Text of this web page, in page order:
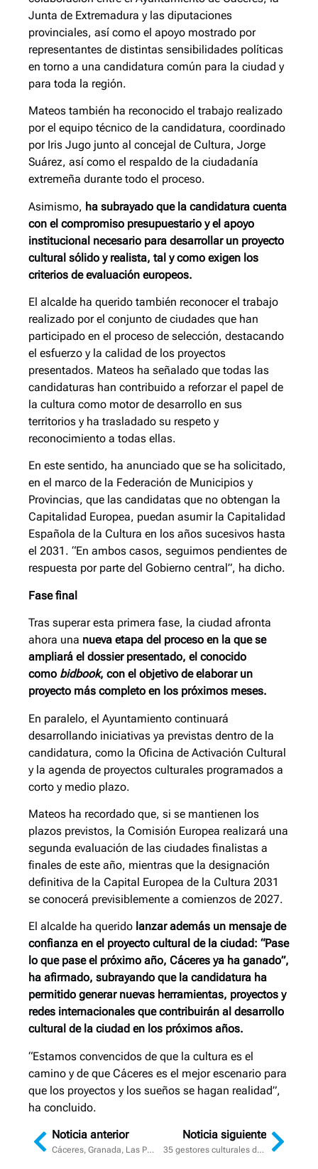
Junta de Extremadura y las diputaciones
provinciales, así como el apoyo mostrado por
representantes de distintas sensibilidades políticas
en torno a una candidatura común para la ciudad y
para toda la región.
Mateos también ha reconocido el trabajo realizado
por el equipo técnico de la candidatura, coordinado
por Iris Jugo junto al concejal de Cultura, Jorge
Suárez, así como el respaldo de la ciudadanía
extremeña durante todo el proceso.
Asimismo, ha subrayado que la candidatura cuenta
con el compromiso presupuestario y el apoyo
institucional necesario para desarrollar un proyecto
cultural sólido y realista, tal y como exigen los
criterios de evaluación europeos.
El alcalde ha querido también reconocer el trabajo
realizado por el conjunto de ciudades que han
participado en el proceso de selección, destacando
el esfuerzo y la calidad de los proyectos
presentados. Mateos ha señalado que todas las
candidaturas han contribuido a reforzar el papel de
la cultura como motor de desarrollo en sus
territorios y ha trasladado su respeto y
reconocimiento a todas ellas.
En este sentido, ha anunciado que se ha solicitado,
en el marco de la Federación de Municipios y
Provincias, que las candidatas que no obtengan la
Capitalidad Europea, puedan asumir la Capitalidad
Española de la Cultura en los años sucesivos hasta
el 2031. “En ambos casos, seguimos pendientes de
respuesta por parte del Gobierno central”, ha dicho.
Fase final
Tras superar esta primera fase, la ciudad afronta
ahora una nueva etapa del proceso en la que se
ampliará el dossier presentado, el conocido
como bidbook, con el objetivo de elaborar un
proyecto más completo en los próximos meses.
En paralelo, el Ayuntamiento continuará
desarrollando iniciativas ya previstas dentro de la
candidatura, como la Oficina de Activación Cultural
y la agenda de proyectos culturales programados a
corto y medio plazo.
Mateos ha recordado que, si se mantienen los
plazos previstos, la Comisión Europea realizará una
segunda evaluación de las ciudades finalistas a
finales de este año, mientras que la designación
definitiva de la Capital Europea de la Cultura 2031
se conocerá previsiblemente a comienzos de 2027.
El alcalde ha querido lanzar además un mensaje de
confianza en el proyecto cultural de la ciudad: “Pase
lo que pase el próximo año, Cáceres ya ha ganado”,
ha afirmado, subrayando que la candidatura ha
permitido generar nuevas herramientas, proyectos y
redes internacionales que contribuirán al desarrollo
cultural de la ciudad en los próximos años.
“Estamos convencidos de que la cultura es el
camino y de que Cáceres es el mejor escenario para
que los proyectos y los sueños se hagan realidad”,
ha concluido.
Noticia anterior
Cáceres, Granada, Las Palmas de Gran Canaria y Oviedo son las ciudades españolas que participarán en la selección final para convertirse en Capital Europea de la Cultura 2031
Noticia siguiente
35 gestores culturales de 18 países participan desde hoy en Cáceres en el Innovation Summit junto a entidades locales